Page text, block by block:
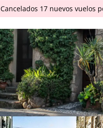
Cancelados 17 nuevos vuelos